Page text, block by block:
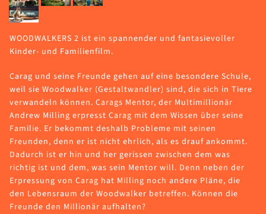
WOODWALKERS 2 ist ein spannender und fantasievoller
Kinder- und Familienfilm.
Carag und seine Freunde gehen auf eine besondere Schule,
weil sie Woodwalker (Gestaltwandler) sind, die sich in Tiere
verwandeln können. Carags Mentor, der Multimillionär
Andrew Milling erpresst Carag mit dem Wissen über seine
Familie. Er bekommt deshalb Probleme mit seinen
Freunden, denn er ist nicht ehrlich, als es drauf ankommt.
Dadurch ist er hin und her gerissen zwischen dem was
richtig ist und dem, was sein Mentor will. Denn neben der
Erpressung von Carag hat Milling noch andere Pläne, die
den Lebensraum der Woodwalker betreffen. Können die
Freunde den Millionär aufhalten?